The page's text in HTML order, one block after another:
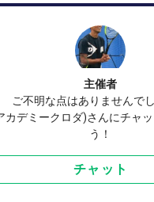
主催者
ご不明な点はありませんで
カデミークロダ)さんにチャ
う！
チャット